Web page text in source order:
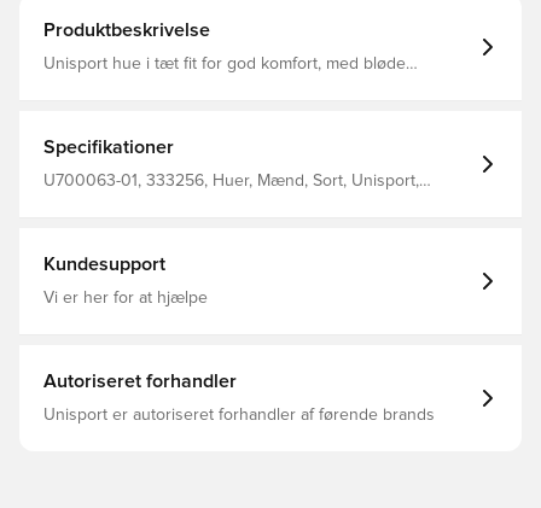
Produktbeskrivelse
Unisport hue i tæt fit for god komfort, med bløde
Specifikationer
U700063-01, 333256, Huer, Mænd, Sort, Unisport,
Kundesupport
Vi er her for at hjælpe
Autoriseret forhandler
Unisport er autoriseret forhandler af førende brands